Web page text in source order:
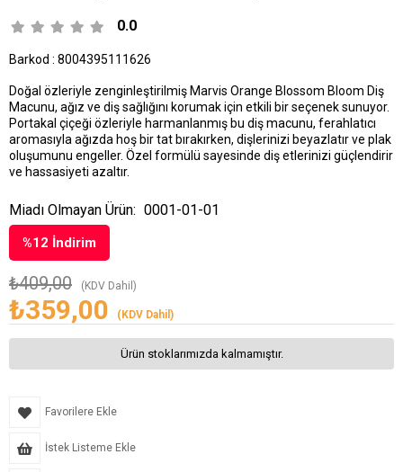
0.0
Barkod : 8004395111626
Doğal özleriyle zenginleştirilmiş Marvis Orange Blossom Bloom Diş
Macunu, ağız ve diş sağlığını korumak için etkili bir seçenek sunuyor.
Portakal çiçeği özleriyle harmanlanmış bu diş macunu, ferahlatıcı
aromasıyla ağızda hoş bir tat bırakırken, dişlerinizi beyazlatır ve plak
oluşumunu engeller. Özel formülü sayesinde diş etlerinizi güçlendirir
ve hassasiyeti azaltır.
%12 İndirim
₺409,00 (KDV Dahil)
₺359,00 (KDV Dahil)
Miadı Olmayan Ürün: 0001-01-01
Ürün stoklarımızda kalmamıştır.
Favorilere Ekle
İstek Listeme Ekle